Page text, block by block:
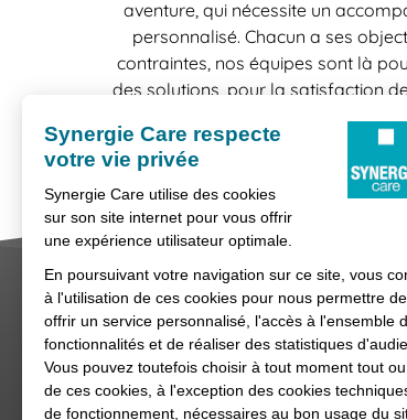
aventure, qui nécessite un
personnalisé. Chacun a ses
contraintes, nos équipes sont là
des solutions, pour la satisfaction
comme celle de nos
Nous contacter Conditions